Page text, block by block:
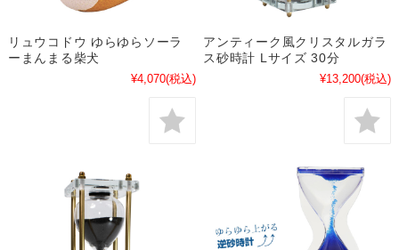
リュウコドウ ゆらゆらソーラ
ーまんまる柴犬
¥4,070(税込)
アンティーク風クリスタルガラ
ス砂時計 Lサイズ 30分
¥13,200(税込)